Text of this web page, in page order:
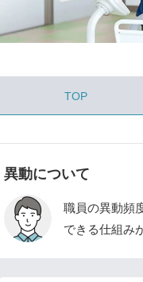
TOP
異動について
職員の異動頻
できる仕組み